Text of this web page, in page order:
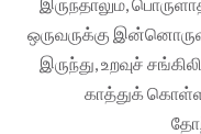
ஒருவருக்கு
இருந்து, உறவுச்
காத்துக்